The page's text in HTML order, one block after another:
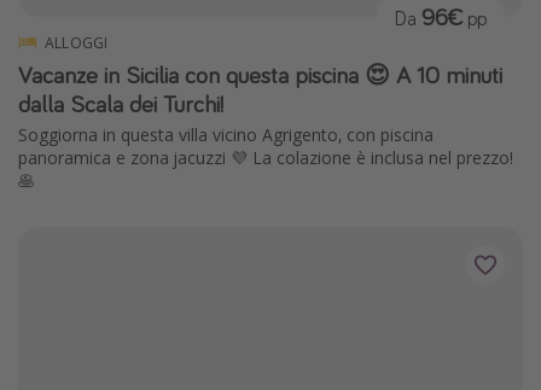
ALLOGGI
Vacanze in Sicilia con questa piscina 😍 A 10 minuti
dalla Scala dei Turchi!
Soggiorna in questa villa vicino Agrigento, con piscina
panoramica e zona jacuzzi 💜 La colazione è inclusa nel prezzo!
🥞
Da 96€ pp